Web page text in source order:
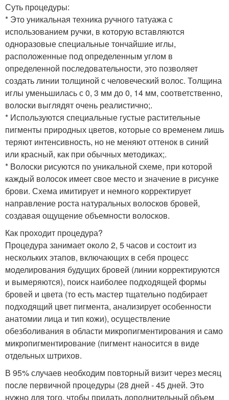
Суть процедуры:
* Это уникальная техника ручного татуажа с
использованием ручки, в которую вставляются
одноразовые специальные тончайшие иглы,
расположенные под определенным углом в
определенной последовательности, это позволяет
создать линии толщиной с человеческий волос. Толщина
иглы уменьшилась с 0, 3 мм до 0, 14 мм, соответственно,
волоски выглядят очень реалистично;.
* Используются специальные густые растительные
пигменты природных цветов, которые со временем лишь
теряют интенсивность, но не меняют оттенок в синий
или красный, как при обычных методиках;.
* Волоски рисуются по уникальной схеме, при которой
каждый волосок имеет свое место и значение в рисунке
брови. Схема имитирует и немного корректирует
направление роста натуральных волосков бровей,
создавая ощущение объемности волосков.
Как проходит процедура?
Процедура занимает около 2, 5 часов и состоит из
нескольких этапов, включающих в себя процесс
моделирования будущих бровей (линии корректируются
и вымеряются), поиск наиболее подходящей формы
бровей и цвета (то есть мастер тщательно подбирает
подходящий цвет пигмента, анализирует особенности
анатомии лица и тип кожи), осуществление
обезболивания в области микропигментирования и само
микропигментирование (пигмент наносится в виде
отдельных штрихов.
В 95% случаев необходим повторный визит через месяц
после первичной процедуры (28 дней - 45 дней. Это
нужно для того, чтобы придать дополнительный объем